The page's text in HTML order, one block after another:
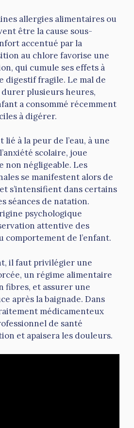
allergies alimentaires ou
être la cause sous-
accentué par la
au chlore favorise une
qui cumule ses effets à
digestif fragile. Le mal de
plusieurs heures,
a consommé récemment
à digérer.
lié à la peur de l’eau, à une
scolaire, joue
non négligeable. Les
se manifestent alors de
s’intensifient dans certains
séances de natation.
psychologique
attentive des
comportement de l’enfant.
il faut privilégier une
un régime alimentaire
fibres, et assurer une
après la baignade. Dans
médicamenteux
de santé
et apaisera les douleurs.